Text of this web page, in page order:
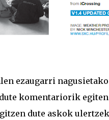
ezaugarri
komentariorik
dute askok